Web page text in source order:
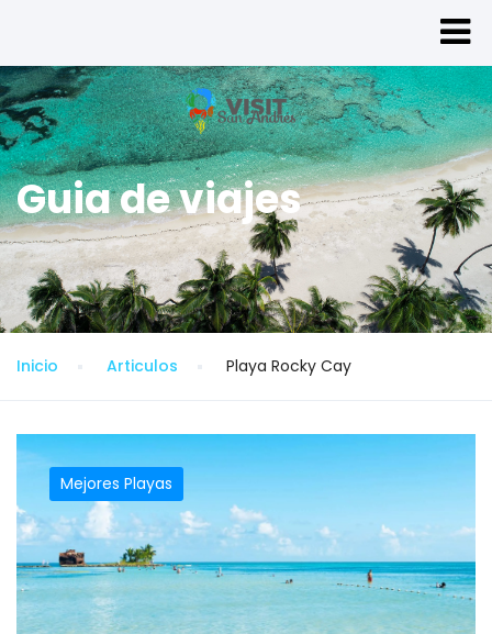
Guia de viajes
Inicio Articulos Playa Rocky Cay
Mejores Playas